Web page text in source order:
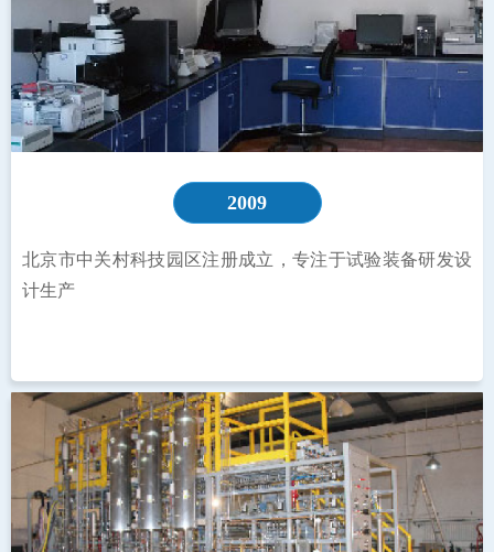
2009
北京市中关村科技园区注册成立，专注于试验装备研发设
计生产